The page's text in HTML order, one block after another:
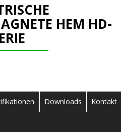
HEM HD-
Downloads Kontakt